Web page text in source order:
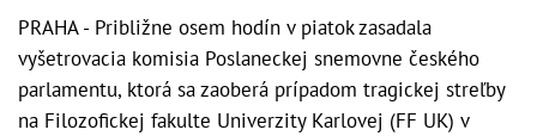
PRAHA - Približne osem hodín v piatok zasadala
vyšetrovacia komisia Poslaneckej snemovne českého
parlamentu, ktorá sa zaoberá prípadom tragickej streľby
na Filozofickej fakulte Univerzity Karlovej (FF UK) v